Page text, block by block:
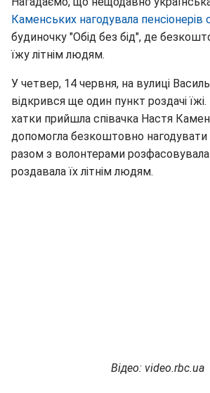
Каменських нагодувала пенсіонерів
будиночку "Обід без бід", де
їжу літнім людям.
У четвер, 14 червня, на вулиці
відкрився ще один пункт роздачі
хатки прийшла співачка Настя
допомогла безкоштовно нагодувати
разом з волонтерами розфасовувала
роздавала їх літнім людям.
Відео: video.rbc.ua